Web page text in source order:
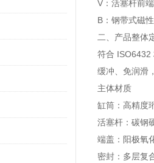
V：活塞杆前
B：钢带式磁
二、产品整体
符合 ISO6432
缓冲、免润滑
主体材质
缸筒：高精度
活塞杆：碳钢
端盖：阳极氧
密封：多层复